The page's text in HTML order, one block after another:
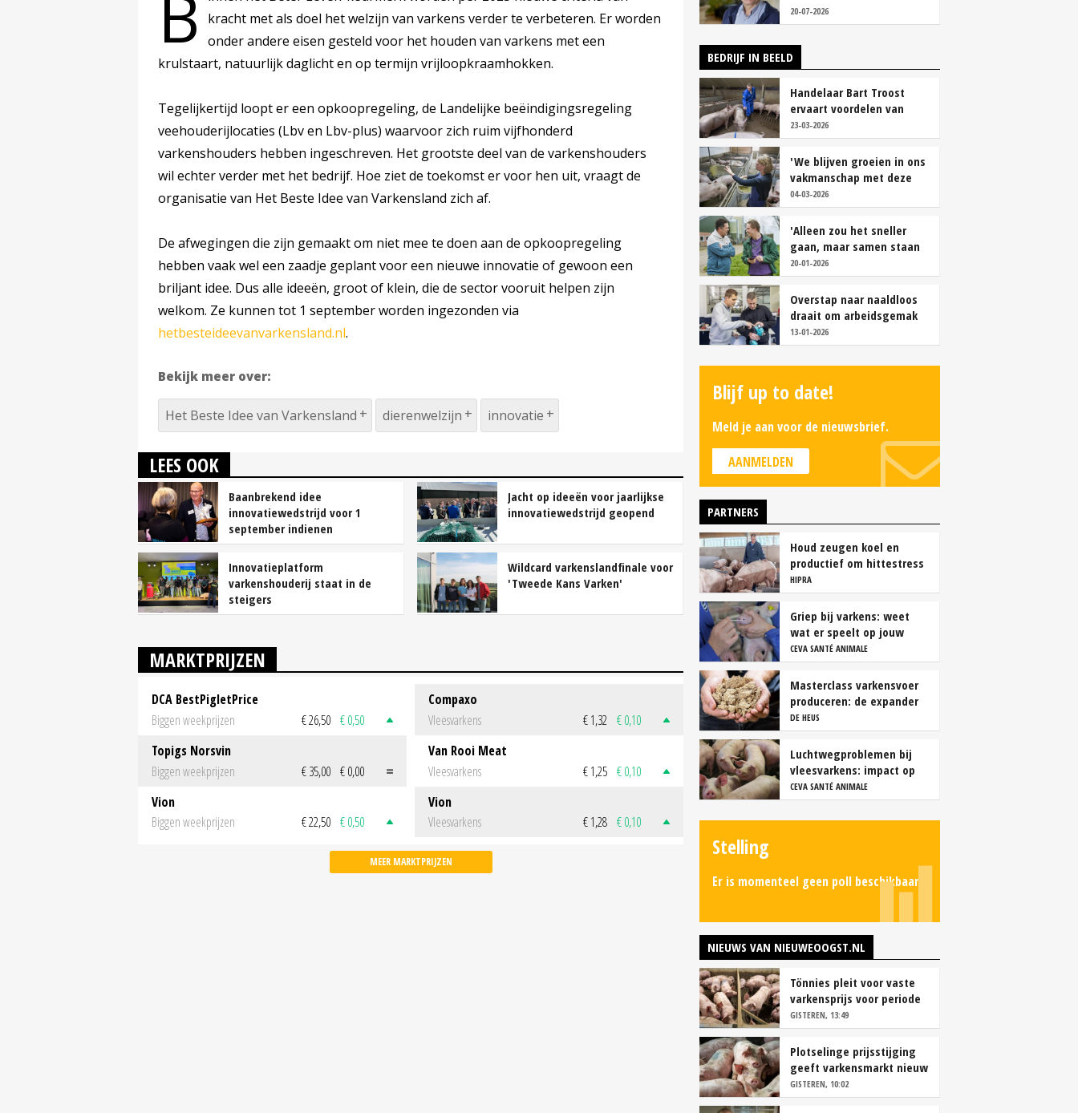
kracht met als doel het welzijn van varkens verder te verbeteren. Er worden
onder andere eisen gesteld voor het houden van varkens met een
krulstaart, natuurlijk daglicht en op termijn vrijloopkraamhokken.
Tegelijkertijd loopt er een opkoopregeling, de Landelijke beëindigingsregeling
veehouderijlocaties (Lbv en Lbv-plus) waarvoor zich ruim vijfhonderd
varkenshouders hebben ingeschreven. Het grootste deel van de varkenshouders
wil echter verder met het bedrijf. Hoe ziet de toekomst er voor hen uit, vraagt de
organisatie van Het Beste Idee van Varkensland zich af.
De afwegingen die zijn gemaakt om niet mee te doen aan de opkoopregeling
hebben vaak wel een zaadje geplant voor een nieuwe innovatie of gewoon een
briljant idee. Dus alle ideeën, groot of klein, die de sector vooruit helpen zijn
welkom. Ze kunnen tot 1 september worden ingezonden via
hetbesteideevanvarkensland.nl.
Bekijk meer over:
Het Beste Idee van Varkensland dierenwelzijn innovatie
LEES OOK
Baanbrekend idee
innovatiewedstrijd voor 1
september indienen
Jacht op ideeën voor jaarlijkse
innovatiewedstrijd geopend
Innovatieplatform
varkenshouderij staat in de
steigers
Wildcard varkenslandfinale voor
'Tweede Kans Varken'
MARKTPRIJZEN
DCA BestPigletPrice
Biggen weekprijzen
€ 26,50 € 0,50
Topigs Norsvin
Biggen weekprijzen
€ 35,00 € 0,00
Vion
Biggen weekprijzen
€ 22,50 € 0,50
Compaxo
Vleesvarkens
€ 1,32 € 0,10
Van Rooi Meat
Vleesvarkens
€ 1,25 € 0,10
Vion
Vleesvarkens
€ 1,28 € 0,10
MEER MARKTPRIJZEN
20-07-2026
BEDRIJF IN BEELD
Handelaar Bart Troost
ervaart voordelen van
coöperatieve voerfusie
23-03-2026
'We blijven groeien in ons
vakmanschap met deze
teamaanpak'
04-03-2026
'Alleen zou het sneller
gaan, maar samen staan
we stukken sterker'
20-01-2026
Overstap naar naaldloos
draait om arbeidsgemak
en diervriendelijkheid
13-01-2026
Blijf up to date!
Meld je aan voor de nieuwsbrief.
AANMELDEN
PARTNERS
Houd zeugen koel en
productief om hittestress
te voorkomen
HIPRA
Griep bij varkens: weet
wat er speelt op jouw
bedrijf
CEVA SANTÉ ANIMALE
Masterclass varkensvoer
produceren: de expander
DE HEUS
Luchtwegproblemen bij
vleesvarkens: impact op
karkas- en vleeskwaliteit
CEVA SANTÉ ANIMALE
Stelling
Er is momenteel geen poll beschikbaar.
NIEUWS VAN NIEUWEOOGST.NL
Tönnies pleit voor vaste
varkensprijs voor periode
van zes maanden
GISTEREN, 13:49
Plotselinge prijsstijging
geeft varkensmarkt nieuw
perspectief
GISTEREN, 10:02